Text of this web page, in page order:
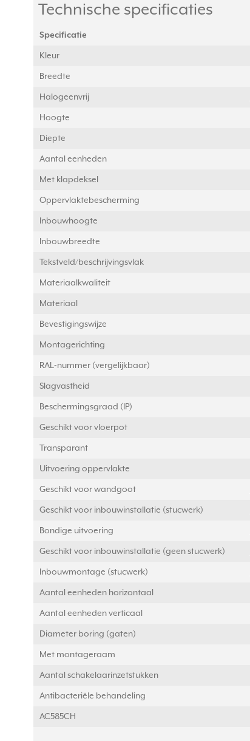
Technische specificaties
Specificatie
Kleur
Breedte
Halogeenvrij
Hoogte
Diepte
Aantal eenheden
Met klapdeksel
Oppervlaktebescherming
Inbouwhoogte
Inbouwbreedte
Tekstveld/beschrijvingsvlak
Materiaalkwaliteit
Materiaal
Bevestigingswijze
Montagerichting
RAL-nummer (vergelijkbaar)
Slagvastheid
Beschermingsgraad (IP)
Geschikt voor vloerpot
Transparant
Uitvoering oppervlakte
Geschikt voor wandgoot
Geschikt voor inbouwinstallatie (stucwerk)
Bondige uitvoering
Geschikt voor inbouwinstallatie (geen stucwerk)
Inbouwmontage (stucwerk)
Aantal eenheden horizontaal
Aantal eenheden verticaal
Diameter boring (gaten)
Met montageraam
Aantal schakelaarinzetstukken
Antibacteriële behandeling
AC585CH